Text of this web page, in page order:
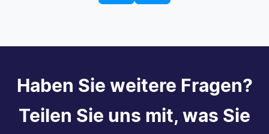
Haben Sie weitere Fragen?
Teilen Sie uns mit, was Sie